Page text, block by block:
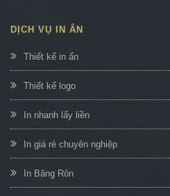
DỊCH VỤ IN ẤN
Thiết kế in ấn
Thiết kế logo
In nhanh lấy liền
In giá rẻ chuyên nghiệp
In Băng Rôn